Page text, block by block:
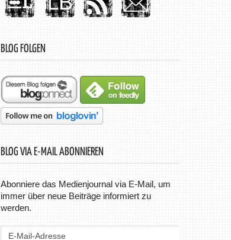
BLOG FOLGEN
BLOG VIA E-MAIL ABONNIEREN
Abonniere das Medienjournal via E-Mail, um
immer über neue Beiträge informiert zu
werden.
E-